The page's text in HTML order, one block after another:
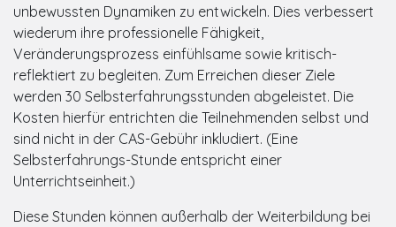
unbewussten Dynamiken zu entwickeln. Dies verbessert
wiederum ihre professionelle Fähigkeit,
Veränderungsprozess einfühlsame sowie kritisch-
reflektiert zu begleiten. Zum Erreichen dieser Ziele
werden 30 Selbsterfahrungsstunden abgeleistet. Die
Kosten hierfür entrichten die Teilnehmenden selbst und
sind nicht in der CAS-Gebühr inkludiert. (Eine
Selbsterfahrungs-Stunde entspricht einer
Unterrichtseinheit.)
Diese Stunden können außerhalb der Weiterbildung bei